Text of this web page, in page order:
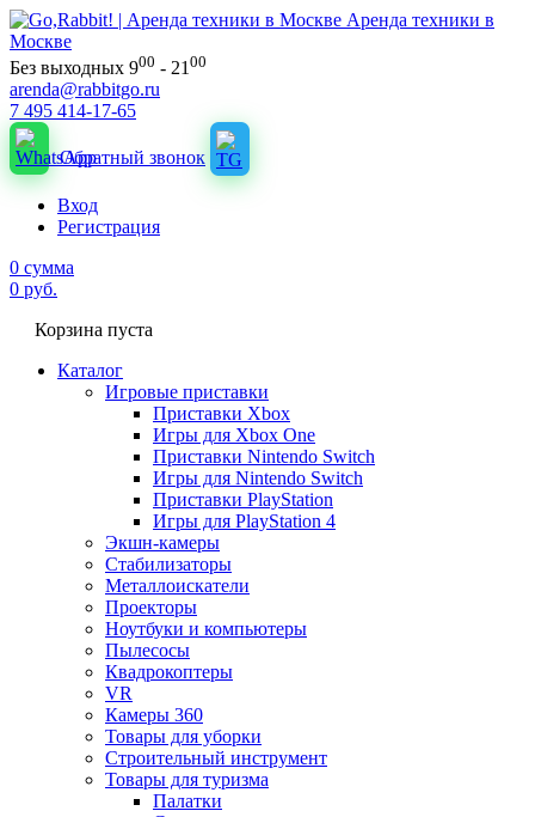
Аренда техники в
Москве
Без выходных 900 - 21 00
arenda@rabbitgo.ru
7 495 414-17-65
Обратный звонок
Вход
Регистрация
0 сумма
0 руб.
Корзина пуста
Каталог
Игровые приставки
Приставки Xbox
Игры для Xbox One
Приставки Nintendo Switch
Игры для Nintendo Switch
Приставки PlayStation
Игры для PlayStation 4
Экшн-камеры
Стабилизаторы
Металлоискатели
Проекторы
Ноутбуки и компьютеры
Пылесосы
Квадрокоптеры
VR
Камеры 360
Товары для уборки
Строительный инструмент
Товары для туризма
Палатки